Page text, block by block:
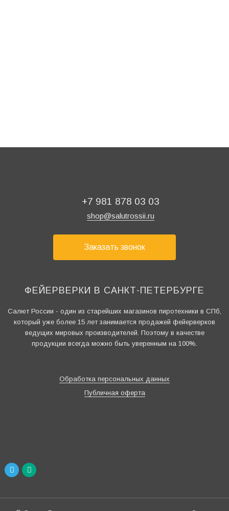
+7 981 878 03 03
shop@salutrossii.ru
Заказать звонок
ФЕЙЕРВЕРКИ В САНКТ-ПЕТЕРБУРГЕ
Салют России - один из старейших магазинов пиротехники в СПб,
который уже более 15 лет занимается продажей фейерверков
ведущих мировых производителей. Поэтому в качестве
продукции всегда можно быть уверенным на 100%.
Обработка персональных данных
Публичная оферта